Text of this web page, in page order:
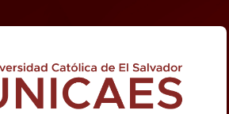
Ingresar a